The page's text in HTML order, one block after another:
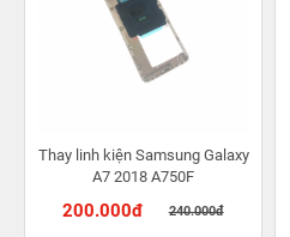
Thay linh kiện Samsung Galaxy
A7 2018 A750F
200.000đ 240.000đ